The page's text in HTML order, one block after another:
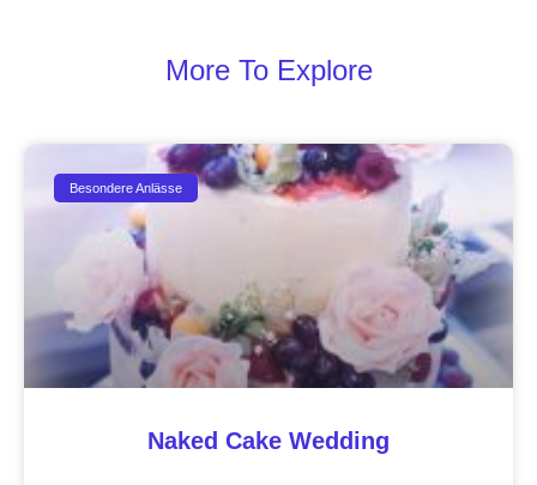
More To Explore
Besondere Anlässe
Naked Cake Wedding